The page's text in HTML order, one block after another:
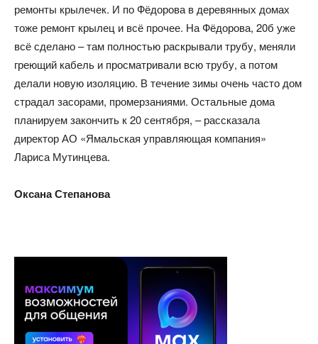
ремонты крылечек. И по Фёдорова в деревянных домах
тоже ремонт крылец и всё прочее. На Фёдорова, 20б уже
всё сделано – там полностью раскрывали трубу, меняли
греющий кабель и просматривали всю трубу, а потом
делали новую изоляцию. В течение зимы очень часто дом
страдал засорами, промерзаниями. Остальные дома
планируем закончить к 20 сентября, – рассказала
директор АО «Ямальская управляющая компания»
Лариса Мутинцева.
Оксана Степанова